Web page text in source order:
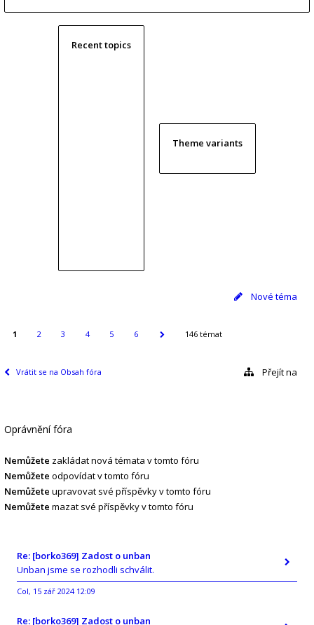
Recent topics
Theme variants
Nové téma
1 2 3 4 5 6 146 témat
Vrátit se na Obsah fóra Přejít na
Oprávnění fóra
Nemůžete zakládat nová témata v tomto fóru
Nemůžete odpovídat v tomto fóru
Nemůžete upravovat své příspěvky v tomto fóru
Nemůžete mazat své příspěvky v tomto fóru
Re: [borko369] Zadost o unban
Unban jsme se rozhodli schválit.
Col, 15 zář 2024 12:09
Re: [borko369] Zadost o unban